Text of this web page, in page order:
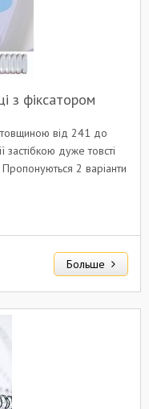
з фіксатором
від 241 до
застібкою дуже товсті
2 варіанти
Больше